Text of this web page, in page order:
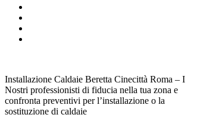
Installazione Caldaie Beretta Cinecittà Roma – I
Nostri professionisti di fiducia nella tua zona e
confronta preventivi per l’installazione o la
sostituzione di caldaie